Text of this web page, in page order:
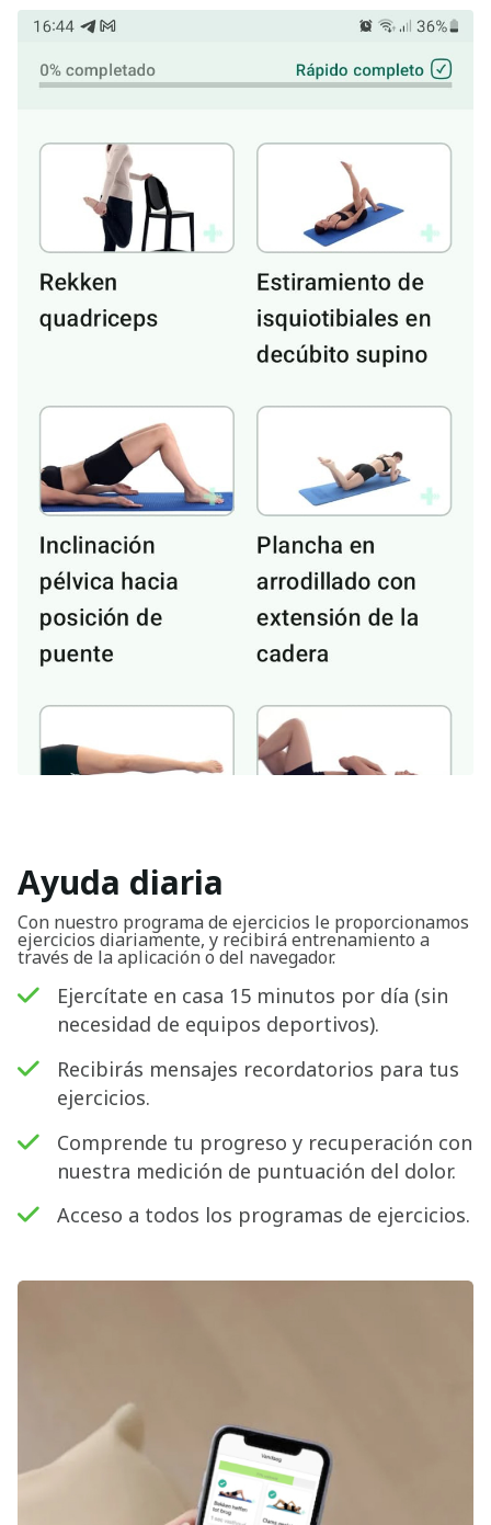
Ayuda diaria
Con nuestro programa de ejercicios le proporcionamos
ejercicios diariamente, y recibirá entrenamiento a
través de la aplicación o del navegador.
Ejercítate en casa 15 minutos por día (sin
necesidad de equipos deportivos).
Recibirás mensajes recordatorios para tus
ejercicios.
Comprende tu progreso y recuperación con
nuestra medición de puntuación del dolor.
Acceso a todos los programas de ejercicios.